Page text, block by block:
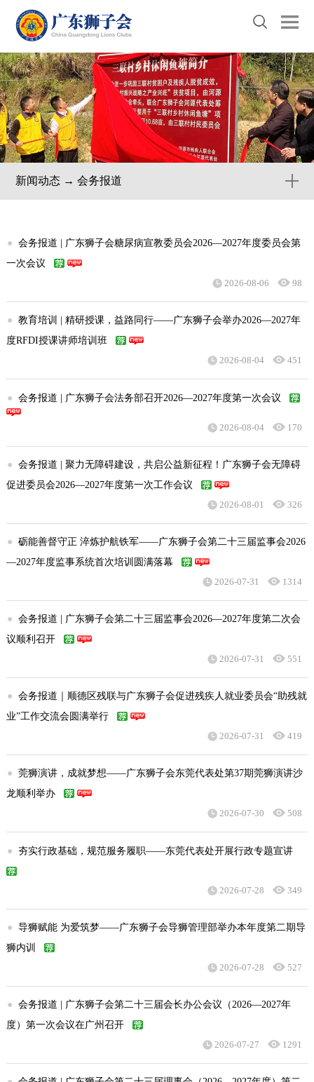
新闻动态 → 会务报道
● 会务报道 | 广东狮子会糖尿病宣教委员会2026—2027年度委员会第
一次会议
2026-08-06
98
● 教育培训 | 精研授课，益路同行——广东狮子会举办2026—2027年
度RFDI授课讲师培训班
2026-08-04
451
● 会务报道 | 广东狮子会法务部召开2026—2027年度第一次会议
2026-08-04 170
● 会务报道 | 聚力无障碍建设，共启公益新征程！广东狮子会无障碍
促进委员会2026—2027年度第一次工作会议
2026-08-01
326
● 砺能善督守正 淬炼护航铁军——广东狮子会第二十三届监事会2026
—2027年度监事系统首次培训圆满落幕
2026-07-31
1314
● 会务报道 | 广东狮子会第二十三届监事会2026—2027年度第二次会
议顺利召开
2026-07-31
551
● 会务报道｜顺德区残联与广东狮子会促进残疾人就业委员会“助残就
业”工作交流会圆满举行
2026-07-31
419
● 莞狮演讲，成就梦想——广东狮子会东莞代表处第37期莞狮演讲沙
龙顺利举办
2026-07-30
508
● 夯实行政基础，规范服务履职——东莞代表处开展行政专题宣讲
2026-07-28 349
● 导狮赋能 为爱筑梦——广东狮子会导狮管理部举办本年度第二期导
狮内训
2026-07-28
527
● 会务报道 | 广东狮子会第二十三届会长办公会议（2026—2027年
度）第一次会议在广州召开
2026-07-27
1291